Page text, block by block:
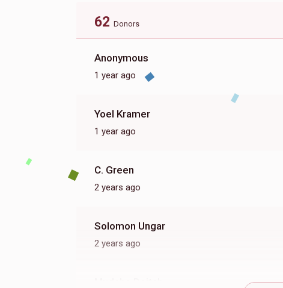
62 Donors
Anonymous
1 year ago
Yoel Kramer
1 year ago
C. Green
2 years ago
Solomon Ungar
2 years ago